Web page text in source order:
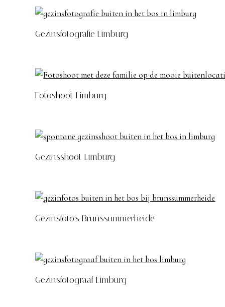
Gezinsfotografie Limburg
Fotoshoot Limburg
Gezinsshoot Limburg
Gezinsfoto’s Brunssummerheide
Gezinsfotograaf Limburg